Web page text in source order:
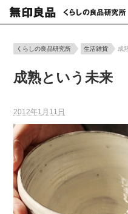
くらしの良品研究所 生活雑貨 成
成熟という未来
2012年1月11日